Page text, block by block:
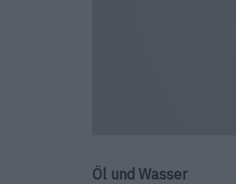
Öl und Wasser